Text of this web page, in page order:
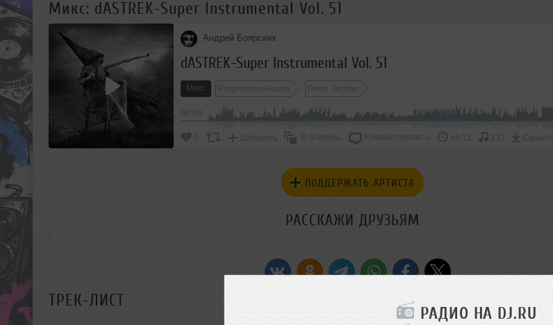
РАДИО НА DJ.RU
Микс: dASTREK-Super Instrumental Vol. 51
Андрей Боярских
dASTREK-Super Instrumental Vol. 51
Микс Progressive House Deep Techno
3 Добавить В очередь Комментировать 49:12 133 Скачать
ПОДДЕРЖАТЬ АРТИСТА
РАССКАЖИ ДРУЗЬЯМ
ТРЕК-ЛИСТ